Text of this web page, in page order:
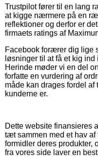
Trustpilot fører til en lang
at kigge nærmere på en
reflektioner og derfor er
firmaets ratings af
Facebook forærer dig lige
løsninger til at få et kig
Herinde møder vi en del
forfatte en vurdering af
måde kan drages fordel
kunderne er.
Dette website finansieres
tæt sammen med et hav af
formidler deres produkter,
fra vores side laver en